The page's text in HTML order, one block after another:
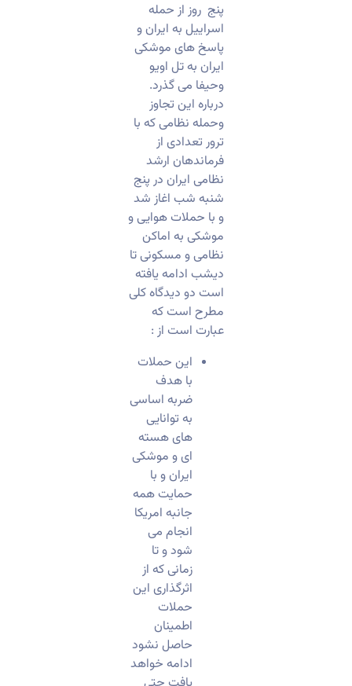
پنج روز از حمله
اسراییل به ایران و
پاسخ های موشکی
ایران به تل اویو
وحیفا می گذرد.
درباره این تجاوز
وحمله نظامی که با
ترور تعدادی از
فرماندهان ارشد
نظامی ایران در پنج
شنبه شب اغاز شد
و با حملات هوایی و
موشکی به اماکن
نظامی و مسکونی تا
دیشب ادامه یافته
است دو دیدگاه کلی
مطرح است که
عبارت است از :
این حملات
با هدف
ضربه اساسی
به توانایی
های هسته
ای و موشکی
ایران و با
حمایت همه
جانبه امریکا
انجام می
شود و تا
زمانی که از
اثرگذاری این
حملات
اطمینان
حاصل نشود
ادامه خواهد